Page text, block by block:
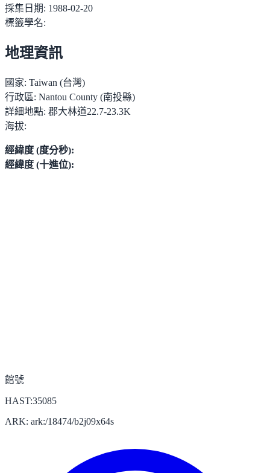
採集日期: 1988-02-20
標籤學名:
地理資訊
國家: Taiwan (台灣)
行政區: Nantou County (南投縣)
詳細地點: 郡大林道22.7-23.3K
海拔:
經緯度 (度分秒):
經緯度 (十進位):
館號
HAST:35085
ARK: ark:/18474/b2j09x64s